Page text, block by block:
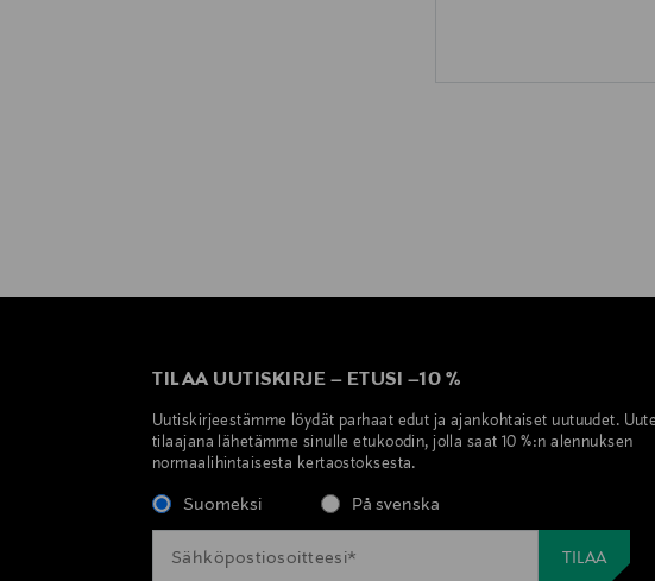
TILAA UUTISKIRJE – ETUSI –10 %
Uutiskirjeestämme löydät parhaat edut ja ajankohtaiset uutuudet.
tilaajana lähetämme sinulle etukoodin, jolla saat 10 %:n alennuksen
normaalihintaisesta kertaostoksesta.
Suomeksi På svenska